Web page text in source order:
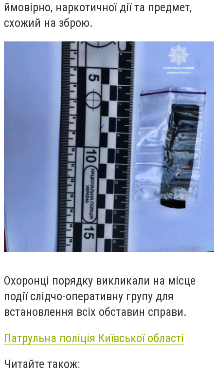
ймовірно, наркотичної дії та предмет,
схожий на зброю.
Охоронці порядку викликали на місце
події слідчо-оперативну групу для
встановлення всіх обставин справи.
Патрульна поліція Київської області
Читайте також: